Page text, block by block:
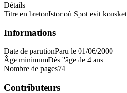
Détails
Titre en bretonIstorioù Spot evit kousket
Informations
Date de parutionParu le 01/06/2000
Âge minimumDès l'âge de 4 ans
Nombre de pages74
Contributeurs